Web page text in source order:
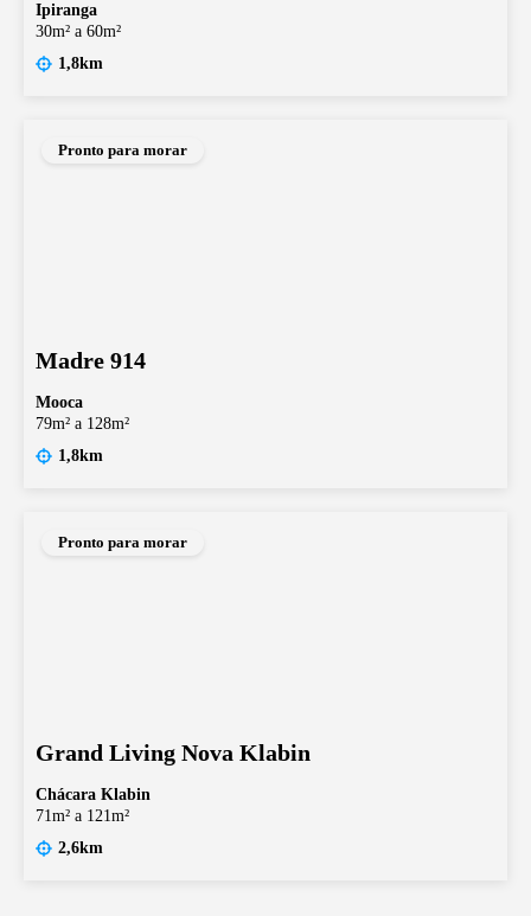
Ipiranga
30m² a 60m²
1,8km
Pronto para morar
Madre 914
Mooca
79m² a 128m²
1,8km
Pronto para morar
Grand Living Nova Klabin
Chácara Klabin
71m² a 121m²
2,6km